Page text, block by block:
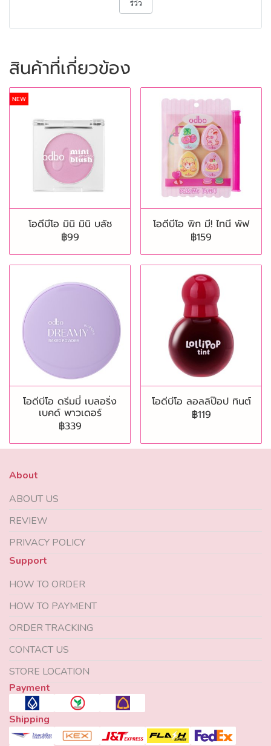
รีวิว
สินค้าที่เกี่ยวข้อง
NEW
โอดีบีโอ มินิ มินิ บลัช
฿99
โอดีบีโอ พิก มี! ไทนี พัฟ
฿159
โอดีบีโอ ดรีมมี่ เบลอริ่ง
เบคด์ พาวเดอร์
฿339
โอดีบีโอ ลอลลิป๊อป ทินต์
฿119
About
ABOUT US
REVIEW
PRIVACY POLICY
Support
HOW TO ORDER
HOW TO PAYMENT
ORDER TRACKING
CONTACT US
STORE LOCATION
Payment
Shipping